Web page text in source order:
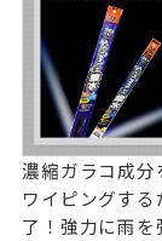
濃縮ガラコ成分
ワイピングす
了！ 強力に雨を